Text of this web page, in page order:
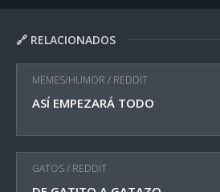
🔗 RELACIONADOS
MEMES/HUMOR / REDDIT
ASÍ EMPEZARÁ TODO
GATOS/ REDDIT